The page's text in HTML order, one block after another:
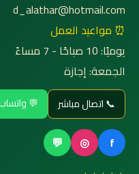
d_alathar@hotmail.com
⏰ مواعيد العمل
يوميًا: 10 صباحًا - 7 مساءً
الجمعة: إجازة
📞 اتصال مباشر 💬 واتساب
f
◎
💬